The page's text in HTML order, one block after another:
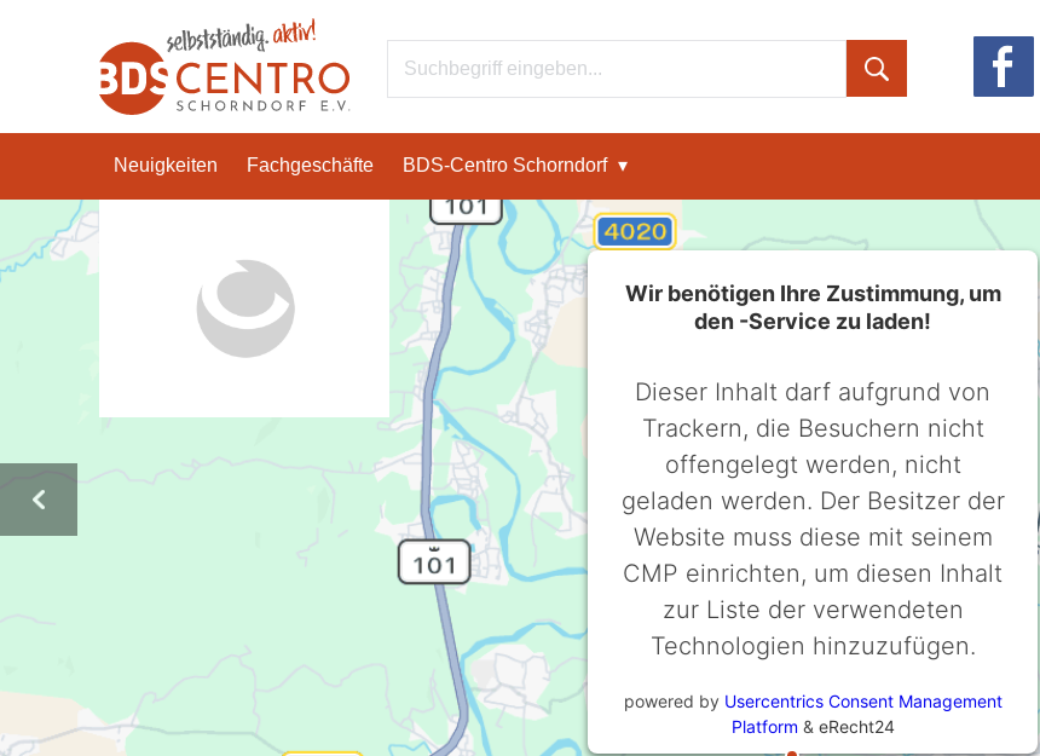
Neuigkeiten Fachgeschäfte BDS-Centro Schorndorf
Wir benötigen Ihre Zustimmung, um
den -Service zu laden!
Dieser Inhalt darf aufgrund von
Trackern, die Besuchern nicht
offengelegt werden, nicht
geladen werden. Der Besitzer der
Website muss diese mit seinem
CMP einrichten, um diesen Inhalt
zur Liste der verwendeten
Technologien hinzuzufügen.
powered by Usercentrics Consent Management
Platform & eRecht24